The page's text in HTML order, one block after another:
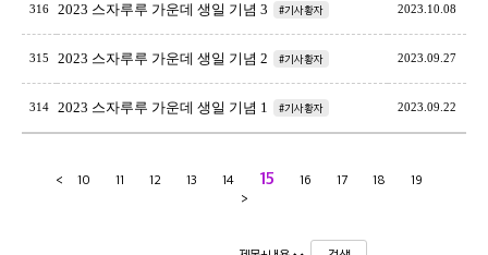
316 2023 스자루루 가운데 생일 기념 3 #기사황자 2023.10.08
315 2023 스자루루 가운데 생일 기념 2 #기사황자 2023.09.27
314 2023 스자루루 가운데 생일 기념 1 #기사황자 2023.09.22
< 10 11 12 13 14 15 16 17 18
19
>